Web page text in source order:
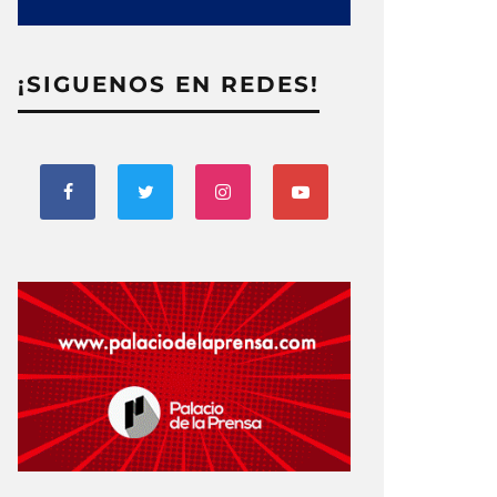
¡SIGUENOS EN REDES!